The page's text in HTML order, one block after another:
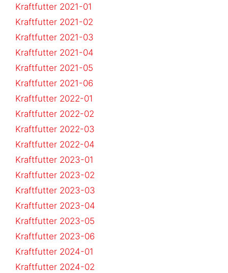
Kraftfutter 2021-01
Kraftfutter 2021-02
Kraftfutter 2021-03
Kraftfutter 2021-04
Kraftfutter 2021-05
Kraftfutter 2021-06
Kraftfutter 2022-01
Kraftfutter 2022-02
Kraftfutter 2022-03
Kraftfutter 2022-04
Kraftfutter 2023-01
Kraftfutter 2023-02
Kraftfutter 2023-03
Kraftfutter 2023-04
Kraftfutter 2023-05
Kraftfutter 2023-06
Kraftfutter 2024-01
Kraftfutter 2024-02